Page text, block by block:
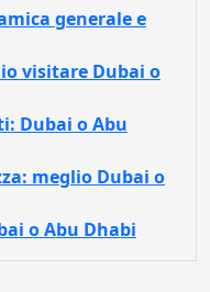
generale e
visitare Dubai o
Dubai o Abu
meglio Dubai o
o Abu Dhabi